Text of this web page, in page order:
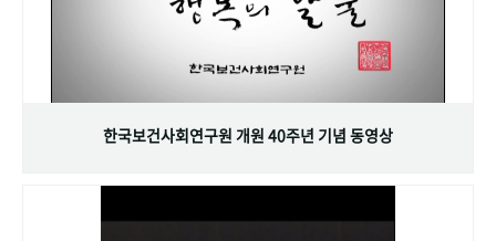
한국보건사회연구원 개원 40주년 기념 동영상